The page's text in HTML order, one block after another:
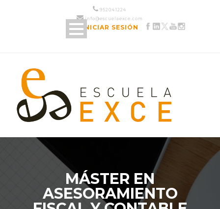
952 04 12 24
info@escuelaexce.com
INICIAR SESIÓN
MÁSTER EN
ASESORAMIENTO